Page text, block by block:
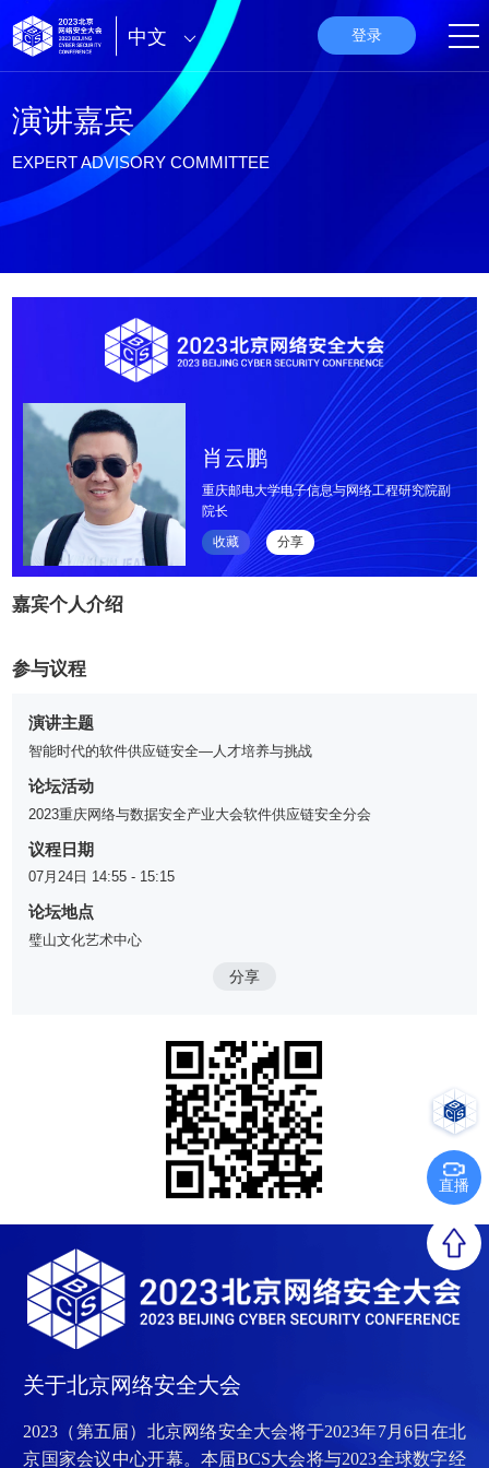
中文 登录
演讲嘉宾
EXPERT ADVISORY COMMITTEE
肖云鹏
重庆邮电大学电子信息与网络工程研究院副
院长
收藏 分享
嘉宾个人介绍
参与议程
演讲主题
智能时代的软件供应链安全—人才培养与挑战
论坛活动
2023重庆网络与数据安全产业大会软件供应链安全分会
议程日期
07月24日 14:55 - 15:15
论坛地点
璧山文化艺术中心
分享
关于北京网络安全大会
2023（第五届）北京网络安全大会将于2023年7月6日在北
京国家会议中心开幕。本届BCS大会将与2023全球数字经
直播